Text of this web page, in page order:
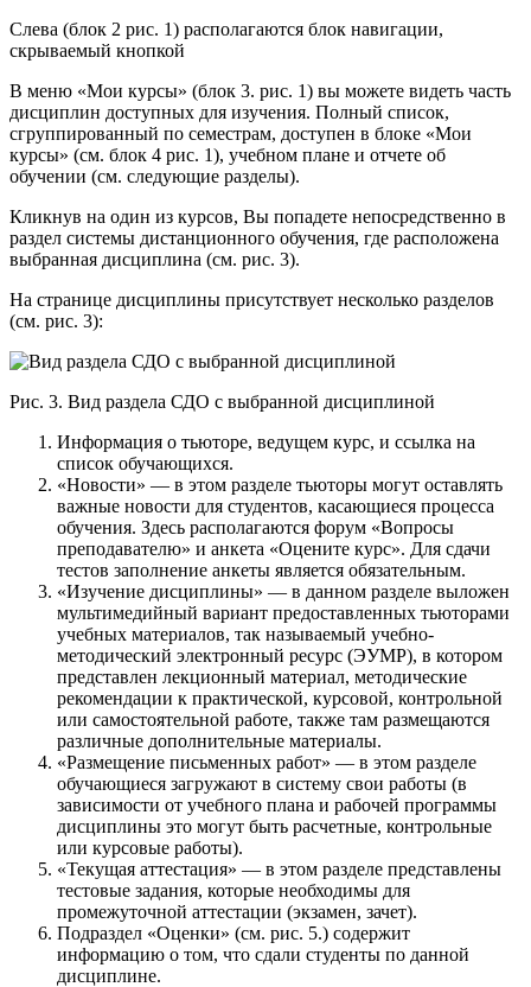
Слева (блок 2 рис. 1) располагаются блок навигации,
скрываемый кнопкой
В меню «Мои курсы» (блок 3. рис. 1) вы можете видеть часть
дисциплин доступных для изучения. Полный список,
сгруппированный по семестрам, доступен в блоке «Мои
курсы» (см. блок 4 рис. 1), учебном плане и отчете об
обучении (см. следующие разделы).
Кликнув на один из курсов, Вы попадете непосредственно в
раздел системы дистанционного обучения, где расположена
выбранная дисциплина (см. рис. 3).
На странице дисциплины присутствует несколько разделов
(см. рис. 3):
Рис. 3. Вид раздела СДО с выбранной дисциплиной
Информация о тьюторе, ведущем курс, и ссылка на
список обучающихся.
«Новости» — в этом разделе тьюторы могут оставлять
важные новости для студентов, касающиеся процесса
обучения. Здесь располагаются форум «Вопросы
преподавателю» и анкета «Оцените курс». Для сдачи
тестов заполнение анкеты является обязательным.
«Изучение дисциплины» — в данном разделе выложен
мультимедийный вариант предоставленных тьюторами
учебных материалов, так называемый учебно-
методический электронный ресурс (ЭУМР), в котором
представлен лекционный материал, методические
рекомендации к практической, курсовой, контрольной
или самостоятельной работе, также там размещаются
различные дополнительные материалы.
«Размещение письменных работ» — в этом разделе
обучающиеся загружают в систему свои работы (в
зависимости от учебного плана и рабочей программы
дисциплины это могут быть расчетные, контрольные
или курсовые работы).
«Текущая аттестация» — в этом разделе представлены
тестовые задания, которые необходимы для
промежуточной аттестации (экзамен, зачет).
Подраздел «Оценки» (см. рис. 5.) содержит
информацию о том, что сдали студенты по данной
дисциплине.